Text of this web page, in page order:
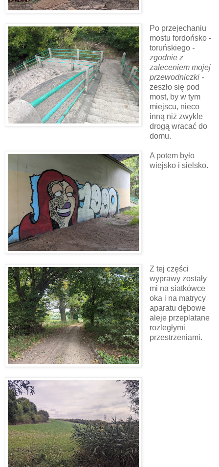
Po przejechaniu
mostu fordońsko -
toruńskiego -
zgodnie z
zaleceniem mojej
przewodniczki -
zeszło się pod
most, by w tym
miejscu, nieco
inną niż zwykle
drogą wracać do
domu.
A potem było
wiejsko i sielsko.
Z tej części
wyprawy zostały
mi na siatkówce
oka i na matrycy
aparatu dębowe
aleje przeplatane
rozległymi
przestrzeniami.